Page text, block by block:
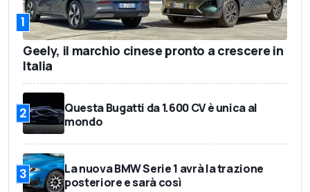
1
Geely, il marchio cinese pronto a crescere in
Italia
2
Questa Bugatti da 1.600 CV è unica al
mondo
3
La nuova BMW Serie 1 avrà la trazione
posteriore e sarà così